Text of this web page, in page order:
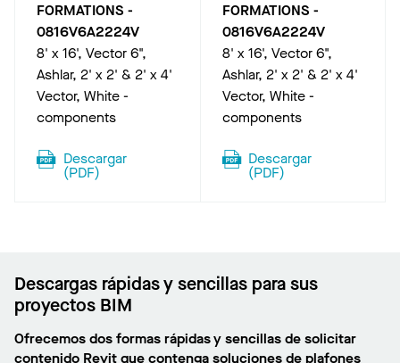
FORMATIONS -
0816V6A2224V
8' x 16', Vector 6",
Ashlar, 2' x 2' & 2' x 4'
Vector, White -
components
Descargar
(PDF)
FORMATIONS -
0816V6A2224V
8' x 16', Vector 6",
Ashlar, 2' x 2' & 2' x 4'
Vector, White -
components
Descargar
(PDF)
Descargas rápidas y sencillas para sus
proyectos BIM
Ofrecemos dos formas rápidas y sencillas de solicitar
contenido Revit que contenga soluciones de plafones